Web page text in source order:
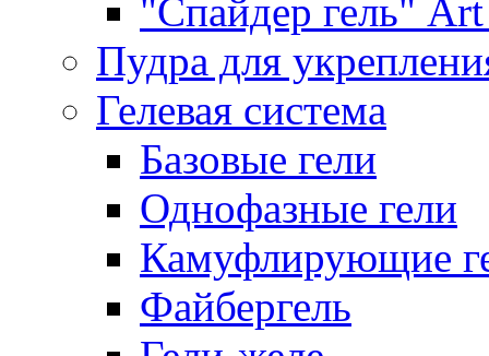
"Спайдер гель"
Пудра для
Гелевая система
Базовые гели
Однофазные гели
Камуфлирующие
Файбергель